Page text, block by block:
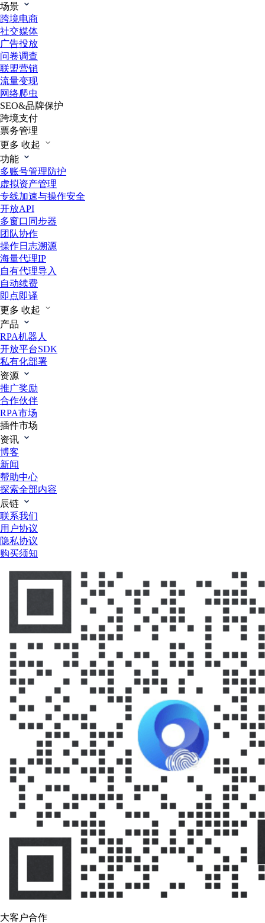
场景
跨境电商
社交媒体
广告投放
问卷调查
联盟营销
流量变现
网络爬虫
SEO&品牌保护
跨境支付
票务管理
更多 收起
功能
多账号管理防护
虚拟资产管理
专线加速与操作安全
开放API
多窗口同步器
团队协作
操作日志溯源
海量代理IP
自有代理导入
自动续费
即点即译
更多 收起
产品
RPA机器人
开放平台SDK
私有化部署
资源
推广奖励
合作伙伴
RPA市场
插件市场
资讯
博客
新闻
帮助中心
探索全部内容
辰链
联系我们
用户协议
隐私协议
购买须知
大客户合作